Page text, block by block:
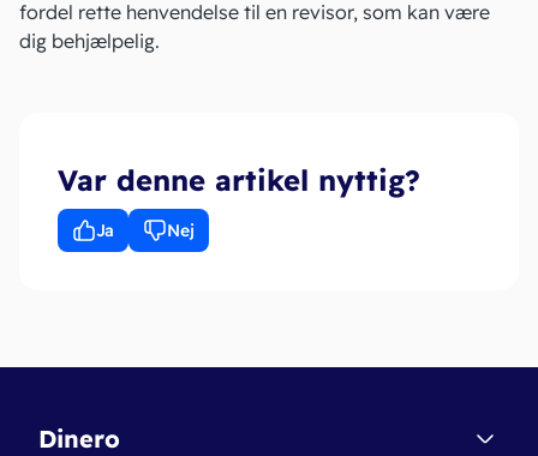
fordel rette henvendelse til en revisor, som kan være
dig behjælpelig.
Var denne artikel nyttig?
Ja Nej
Dinero